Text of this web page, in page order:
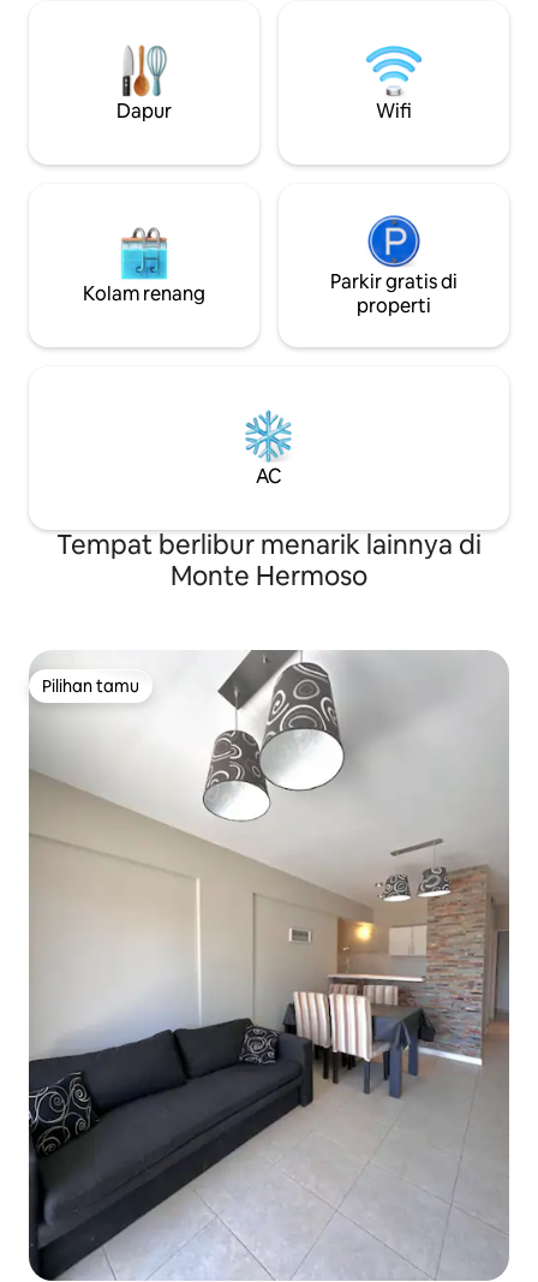
ke lantai 1 2
kamar mandi
Dapur Wifi
Kolam renang
Parkir gratis di
properti
AC
Tempat berlibur menarik lainnya di
Monte Hermoso
Pilihan tamu
Pilihan tamu